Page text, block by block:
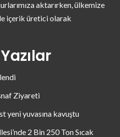
aktarırken, ülkemize
içerik üretici olarak
Ziyareti
yeni yuvasına kavuştu
2 Bin 250 Ton Sıcak